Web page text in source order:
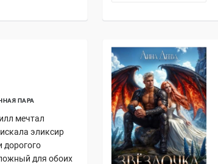
ПАРА
мечтал
эликсир
дорогого
для обоих